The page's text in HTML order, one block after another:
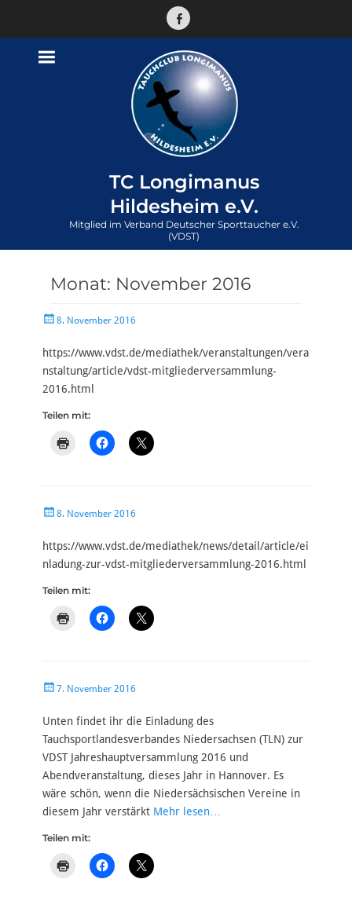
Facebook
TC Longimanus
Hildesheim e.V.
Mitglied im Verband Deutscher Sporttaucher e.V.
(VDST)
Monat: November 2016
Veröffentlicht
8. November 2016
https://www.vdst.de/mediathek/veranstaltungen/vera
nstaltung/article/vdst-mitgliederversammlung-
2016.html
Teilen mit:
Veröffentlicht
8. November 2016
https://www.vdst.de/mediathek/news/detail/article/ei
nladung-zur-vdst-mitgliederversammlung-2016.html
Teilen mit:
Veröffentlicht
7. November 2016
Unten findet ihr die Einladung des
Tauchsportlandesverbandes Niedersachsen (TLN) zur
VDST Jahreshauptversammlung 2016 und
Abendveranstaltung, dieses Jahr in Hannover. Es
wäre schön, wenn die Niedersächsischen Vereine in
diesem Jahr verstärkt Mehr lesen…
Teilen mit: